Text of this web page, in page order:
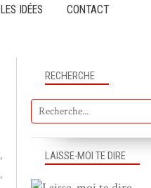
IDÉES CONTACT
,
RECHERCHE
LAISSE-MOI TE DIRE